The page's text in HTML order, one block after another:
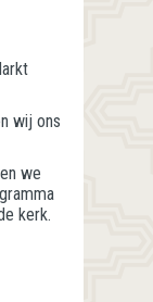
wij ons
we
kerk.